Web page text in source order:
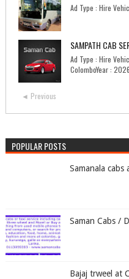
Ad Type : Hire
SAMPATH CAB
Ad Type : Hire
ColomboYear :
◄ Previous
POPULAR POSTS
Samanala cabs
Saman Cabs /
Bajaj trweel at